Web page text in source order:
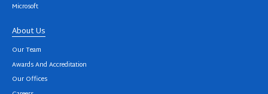
Microsoft
About Us
Our Team
Awards And Accreditation
Our Offices